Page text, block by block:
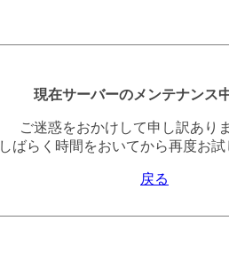
現在サーバーのメンテナンス
ご迷惑をおかけして申し訳あり
しばらく時間をおいてから再度お試
戻る